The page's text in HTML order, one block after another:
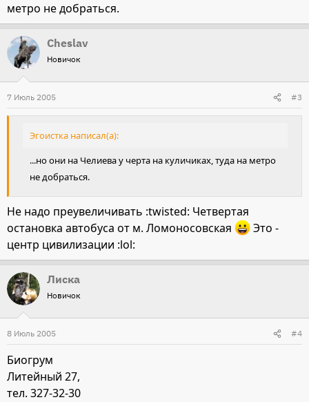
метро не добраться.
Cheslav
Новичок
7 Июль 2005 #3
Эгоистка написал(а):
...но они на Челиева у черта на куличиках, туда на метро
не добраться.
Не надо преувеличивать :twisted: Четвертая
остановка автобуса от м. Ломоносовская
Это -
центр цивилизации :lol:
Лиска
Новичок
8 Июль 2005 #4
Биогрум
Литейный 27,
тел. 327-32-30